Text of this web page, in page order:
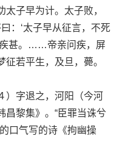
子早为计。太子败，
：‘太子早从征言，不死
甚。……帝亲问疾，屏
若平生，及旦，薨。
字退之，河阳（今河
昌黎集》。“臣罪当诛兮
口气写的诗《拘幽操